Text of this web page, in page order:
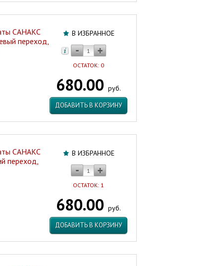
В ИЗБРАННОЕ
ОСТАТОК: 0
680.00 руб.
ДОБАВИТЬ В КОРЗИНУ
САНАКС
переход,
В ИЗБРАННОЕ
ОСТАТОК: 1
680.00 руб.
ДОБАВИТЬ В КОРЗИНУ
САНАКС
переход,